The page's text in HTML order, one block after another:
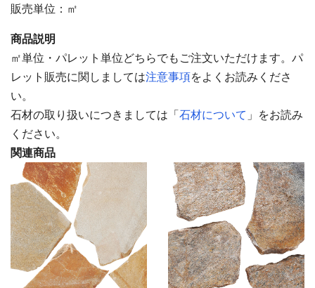
販売単位：㎡
商品説明
㎡単位・パレット単位どちらでもご注文いただけます。パ
レット販売に関しましては注意事項をよくお読みくださ
い。
石材の取り扱いにつきましては「石材について 」をお読み
ください。
関連商品